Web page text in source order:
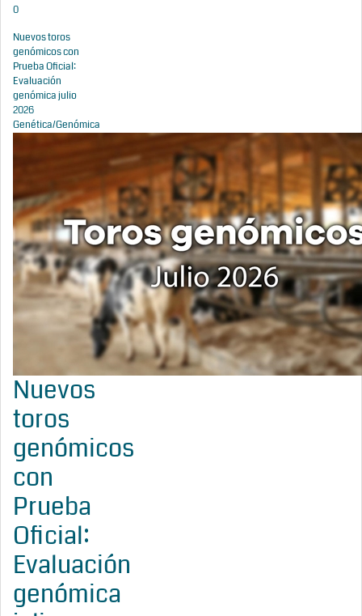
0
Nuevos toros
genómicos con
Prueba Oficial:
Evaluación
genómica julio
2026
Genética/Genómica
Nuevos
toros
genómicos
con
Prueba
Oficial:
Evaluación
genómica